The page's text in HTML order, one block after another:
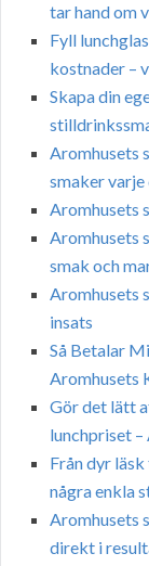
tar hand om
Fyll
kostnader –
Skapa din
Aromhusets
smaker varje
Aromhusets
Aromhusets
smak och
Aromhusets
insats
Så Betalar
Aromhusets
Gör det lätt
lunchpriset
Från dyr
några enkla
Aromhusets
direkt i